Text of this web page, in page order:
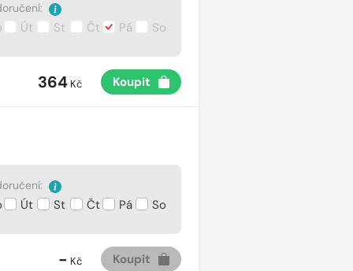
Út St Čt Pá So
364Kč Koupit
Út St Čt Pá So
- Kč Koupit